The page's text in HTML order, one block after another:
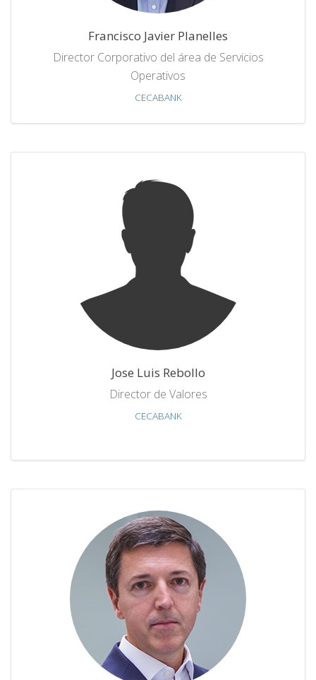
Francisco Javier Planelles
Director Corporativo del área de Servicios
Operativos
CECABANK
Jose Luis Rebollo
Director de Valores
CECABANK